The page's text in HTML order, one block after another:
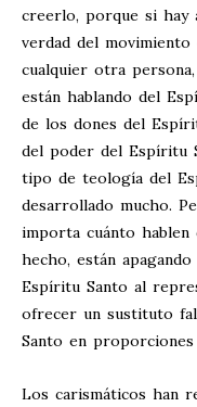
creerlo, porque si hay
verdad del
cualquier otra
están hablando del
de los dones del
del poder del Espíritu
tipo de teología del
desarrollado mucho.
importa cuánto
hecho, están
Espíritu Santo al
ofrecer un sustituto
Santo en proporciones
Los carismáticos han